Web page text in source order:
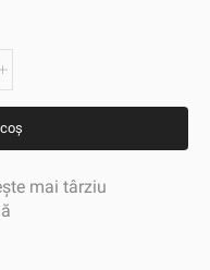
mai târziu